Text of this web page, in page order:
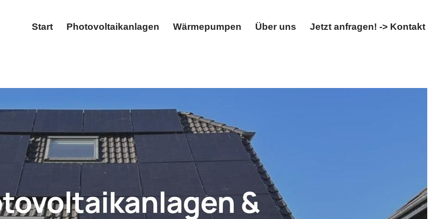
Start Photovoltaikanlagen Wärmepumpen Über uns Jetzt anfragen! -> Kontakt
Wärmepumpe, Photovoltaikanlage, Wallbox. Benötigen Sie ✓Wärmepumpe, ✓Photovoltaikanlage,
➡️ 𝐖𝐎𝐋𝐓𝐈𝐂𝐒, Ihr SolarProfi. Wir sind Ihr Schlüssel zum Erfolg ✉.